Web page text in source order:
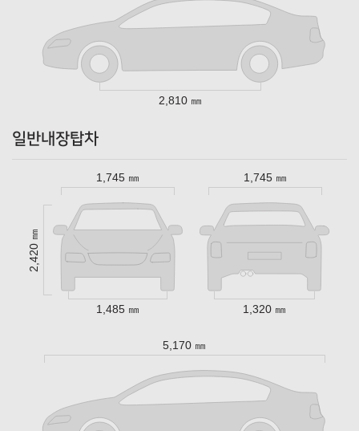
2,810 ㎜
일반내장탑차
1,745 ㎜ 1,745 ㎜
2,420 ㎜
1,485 ㎜ 1,320 ㎜
5,170 ㎜